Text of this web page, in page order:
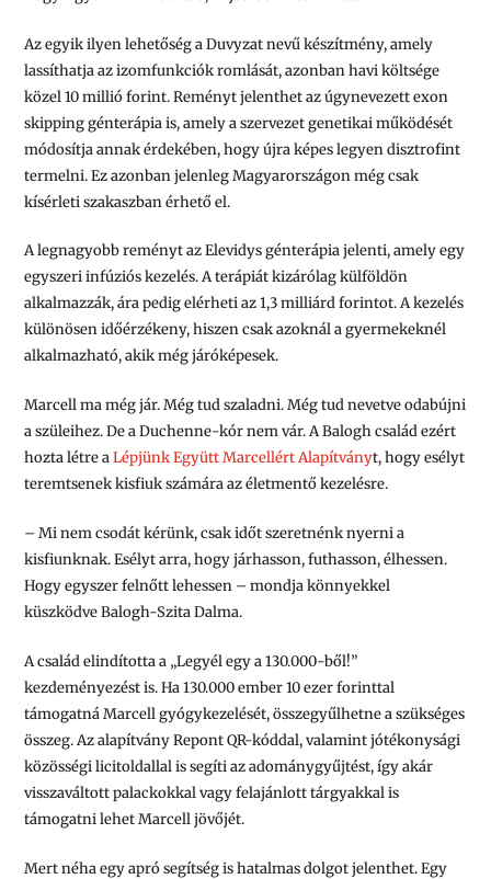
Az egyik ilyen lehetőség a Duvyzat nevű készítmény, amely
lassíthatja az izomfunkciók romlását, azonban havi költsége
közel 10 millió forint. Reményt jelenthet az úgynevezett exon
skipping génterápia is, amely a szervezet genetikai működését
módosítja annak érdekében, hogy újra képes legyen disztrofint
termelni. Ez azonban jelenleg Magyarországon még csak
kísérleti szakaszban érhető el.
A legnagyobb reményt az Elevidys génterápia jelenti, amely egy
egyszeri infúziós kezelés. A terápiát kizárólag külföldön
alkalmazzák, ára pedig elérheti az 1,3 milliárd forintot. A kezelés
különösen időérzékeny, hiszen csak azoknál a gyermekeknél
alkalmazható, akik még járóképesek.
Marcell ma még jár. Még tud szaladni. Még tud nevetve odabújni
a szüleihez. De a Duchenne-kór nem vár. A Balogh család ezért
hozta létre aLépjünk Együtt Marcellért Alapítványt, hogy esélyt
teremtsenek kisfiuk számára az életmentő kezelésre.
– Mi nem csodát kérünk, csak időt szeretnénk nyerni a
kisfiunknak. Esélyt arra, hogy járhasson, futhasson, élhessen.
Hogy egyszer felnőtt lehessen – mondja könnyekkel
küszködve Balogh-Szita Dalma.
A család elindította a „Legyél egy a 130.000-ből!”
kezdeményezést is. Ha 130.000 ember 10 ezer forinttal
támogatná Marcell gyógykezelését, összegyűlhetne a szükséges
összeg. Az alapítvány Repont QR-kóddal, valamint jótékonysági
közösségi licitoldallal is segíti az adománygyűjtést, így akár
visszaváltott palackokkal vagy felajánlott tárgyakkal is
támogatni lehet Marcell jövőjét.
Mert néha egy apró segítség is hatalmas dolgot jelenthet. Egy